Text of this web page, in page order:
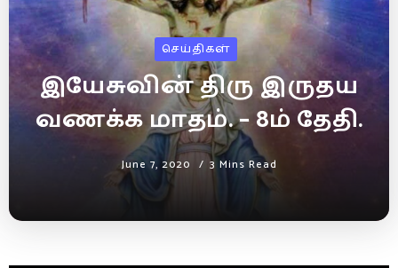
செய்திகள்
இயேசுவின் திரு இருதய
வணக்க மாதம். – 8ம் தேதி.
June 7, 2020 3 Mins Read